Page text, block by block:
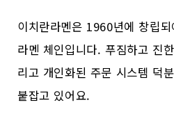
이치란라멘은 1960년에 창립
라멘 체인입니다. 푸짐하고 진
리고 개인화된 주문 시스템 덕
붙잡고 있어요.